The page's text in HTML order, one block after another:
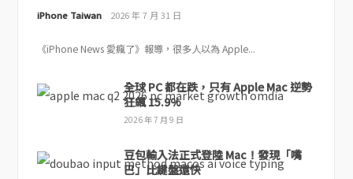
iPhone Taiwan 2026 年 7 月 31 日
《iPhone News 愛瘋了》報導，很多人以為 Apple...
全球 PC 都在跌，只有 Apple Mac 逆勢
狂飆 15.9%
2026 年 7 月 9 日
豆包輸入法正式登陸 Mac！發現「嘴
巴」比鍵盤還快